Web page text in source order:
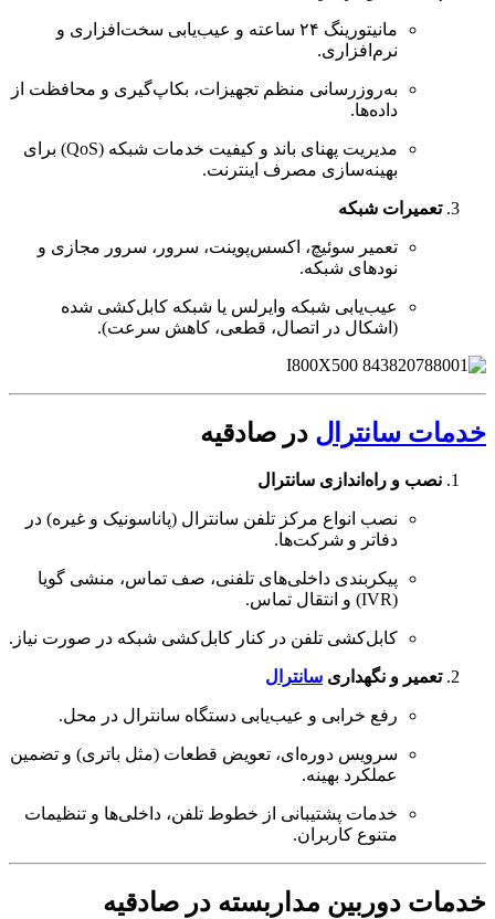
مانیتورینگ ۲۴ ساعته و عیب‌یابی سخت‌افزاری و
نرم‌افزاری.
به‌روزرسانی منظم تجهیزات، بکاپ‌گیری و محافظت از
داده‌ها.
مدیریت پهنای باند و کیفیت خدمات شبکه (QoS) برای
بهینه‌سازی مصرف اینترنت.
تعمیرات شبکه
تعمیر سوئیچ، اکسس‌پوینت، سرور، سرور مجازی و
نودهای شبکه.
عیب‌یابی شبکه وایرلس یا شبکه کابل‌کشی شده
(اشکال در اتصال، قطعی، کاهش سرعت).
خدمات سانترال در صادقیه
نصب و راه‌اندازی سانترال
نصب انواع مرکز تلفن سانترال (پاناسونیک و غیره) در
دفاتر و شرکت‌ها.
پیکربندی داخلی‌های تلفنی، صف تماس، منشی گویا
(IVR) و انتقال تماس.
کابل‌کشی تلفن در کنار کابل‌کشی شبکه در صورت نیاز.
تعمیر و نگهداری سانترال
رفع خرابی و عیب‌یابی دستگاه سانترال در محل.
سرویس دوره‌ای، تعویض قطعات (مثل باتری) و تضمین
عملکرد بهینه.
خدمات پشتیبانی از خطوط تلفن، داخلی‌ها و تنظیمات
متنوع کاربران.
خدمات دوربین مداربسته در صادقیه